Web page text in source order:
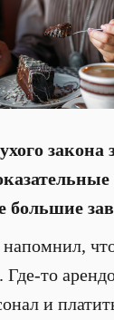
большие
то
и